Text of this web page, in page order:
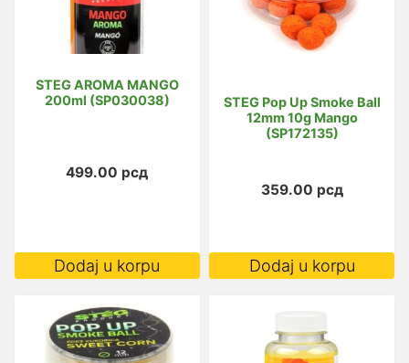
STEG AROMA MANGO
200ml (SP030038)
499.00 рсд
Dodaj u korpu
STEG Pop Up Smoke Ball
12mm 10g Mango
(SP172135)
359.00 рсд
Dodaj u korpu